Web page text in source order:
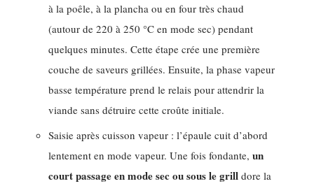
à la poêle, à la plancha ou en four très chaud
(autour de 220 à 250 °C en mode sec) pendant
quelques minutes. Cette étape crée une première
couche de saveurs grillées. Ensuite, la phase vapeur
basse température prend le relais pour attendrir la
viande sans détruire cette croûte initiale.
Saisie après cuisson vapeur : l’épaule cuit d’abord
lentement en mode vapeur. Une fois fondante, un
court passage en mode sec ou sous le grill dore la